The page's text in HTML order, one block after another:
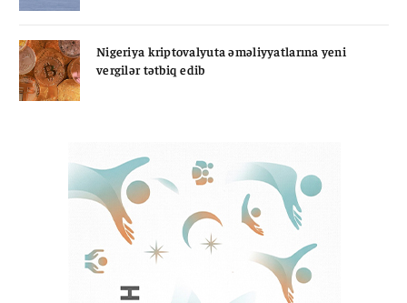
Nigeriya kriptovalyuta əməliyyatlarına yeni
vergilər tətbiq edib